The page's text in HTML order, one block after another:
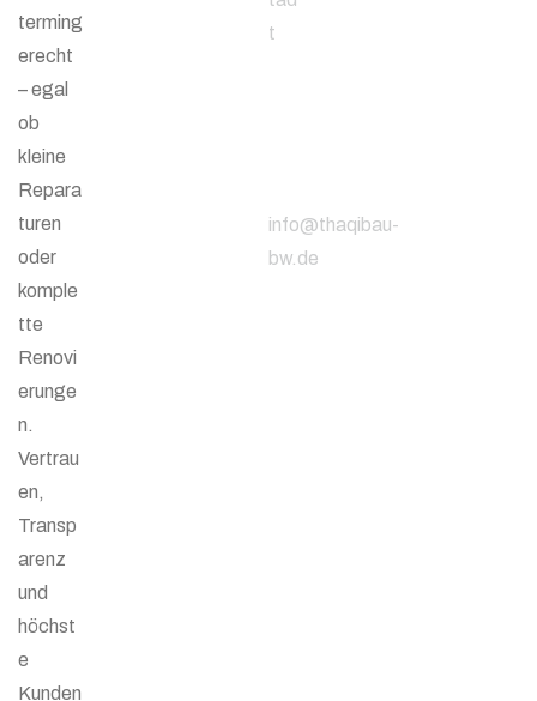
terming
erecht
– egal
ob
kleine
Repara
turen
oder
komple
tte
Renovi
erunge
n.
Vertrau
en,
Transp
arenz
und
höchst
e
Kunden
t
info@thaqibau-
bw.de